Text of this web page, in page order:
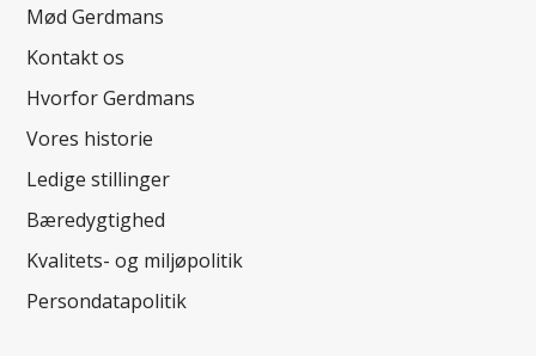
Mød Gerdmans
Kontakt os
Hvorfor Gerdmans
Vores historie
Ledige stillinger
Bæredygtighed
Kvalitets- og miljøpolitik
Persondatapolitik